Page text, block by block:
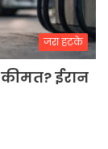
जरा हटके
ईरान